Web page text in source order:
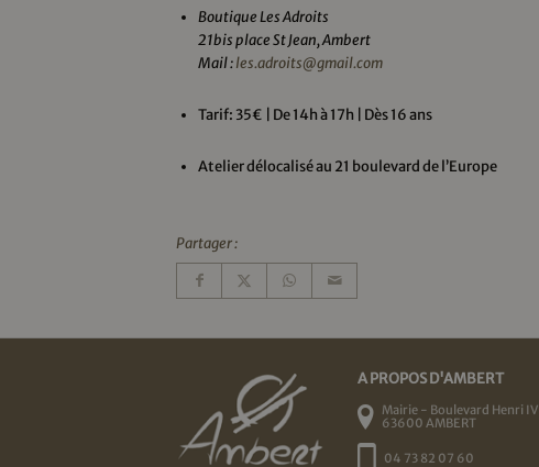
Boutique Les Adroits
21bis place St Jean, Ambert
Mail :les.adroits@gmail.com
Tarif: 35€ | De 14h à 17h | Dès 16 ans
Atelier délocalisé au 21 boulevard de l’Europe
Partager :
A PROPOS D'AMBERT
Mairie - Boulevard Henri IV
63600 AMBERT
04 73 82 07 60